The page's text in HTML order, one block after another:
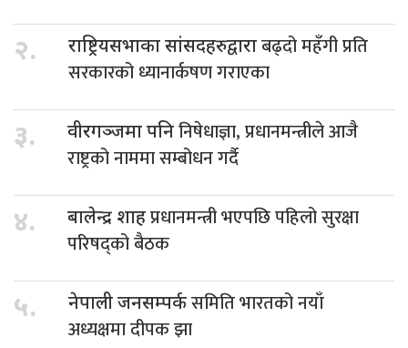
२. राष्ट्रियसभाका सांसदहरुद्वाराबढ्दो महँगी प्रति
सरकारको ध्यानार्कषण गराएका
३. वीरगञ्जमा पनिनिषेधाज्ञा, प्रधानमन्त्रीले आजै
राष्ट्रको नाममा सम्बोधन गर्दै
४. बालेन्द्र शाहप्रधानमन्त्री भएपछि पहिलो सुरक्षा
परिषद्को बैठक
५. नेपाली जनसम्पर्कसमिति भारतको नयाँ
अध्यक्षमा दीपक झा